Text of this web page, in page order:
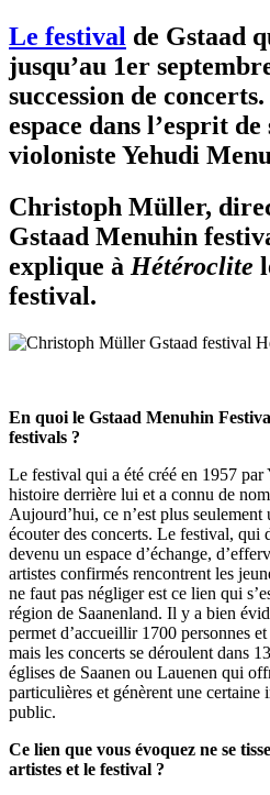
Le festival de Gstaad
jusqu’au 1er
succession de
espace dans l’esprit
violoniste Yehudi
Christoph Müller,
Gstaad Menuhin
explique à Hétéroclite
festival.
En quoi le Gstaad Menuhin
festivals ?
Le festival qui a été créé en 1957
histoire derrière lui et a connu de
Aujourd’hui, ce n’est plus
écouter des concerts. Le festival, qui
devenu un espace d’échange,
artistes confirmés rencontrent les
ne faut pas négliger est ce lien qui
région de Saanenland. Il y a bien
permet d’accueillir 1700 personnes
mais les concerts se déroulent dans
églises de Saanen ou Lauenen qui
particulières et génèrent une certaine
public.
Ce lien que vous évoquez ne se
artistes et le festival ?